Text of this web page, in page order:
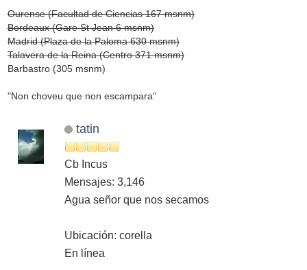
Ourense (Facultad de Ciencias 167 msnm)
Bordeaux (Gare St Jean 6 msnm)
Madrid (Plaza de la Paloma 630 msnm)
Talavera de la Reina (Centro 371 msnm)
Barbastro (305 msnm)
"Non choveu que non escampara"
tatin
Cb Incus
Mensajes: 3,146
Agua señor que nos secamos
Ubicación: corella
En línea